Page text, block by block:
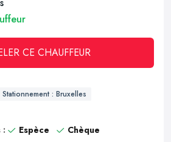
CE CHAUFFEUR
Stationnement : Bruxelles
:
Espèce
Chèque